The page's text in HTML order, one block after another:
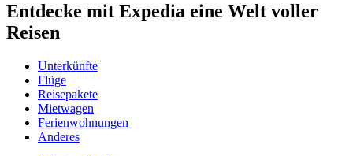
Entdecke mit Expedia eine Welt voller
Reisen
Unterkünfte
Flüge
Reisepakete
Mietwagen
Ferienwohnungen
Anderes